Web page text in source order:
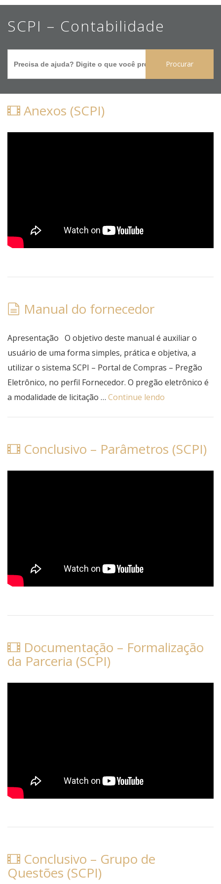
paraSCPI – Contabilidade
Search
for:
Anexos (SCPI)
Manual do fornecedor
Apresentação O objetivo deste manual é auxiliar o
usuário de uma forma simples, prática e objetiva, a
utilizar o sistema SCPI – Portal de Compras – Pregão
Eletrônico, no perfil Fornecedor. O pregão eletrônico é
a modalidade de licitação … Continue lendo
Conclusivo – Parâmetros (SCPI)
Documentação – Formalização
da Parceria (SCPI)
Conclusivo – Grupo de
Questões (SCPI)